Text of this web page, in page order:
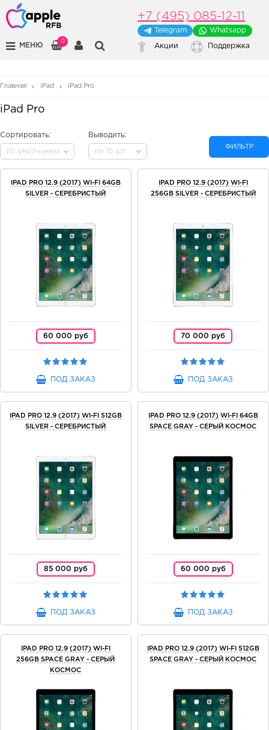
МЕНЮ
0
+7 (495) 085-12-11
Telegram Whatsapp
Акции Поддержка
Главная iPad iPad Pro
iPad Pro
Сортировать:
по умолчанию
Выводить:
по 15 шт
ФИЛЬТР
IPAD PRO 12.9 (2017) WI-FI 64GB
SILVER - СЕРЕБРИСТЫЙ
60 000 руб
ПОД ЗАКАЗ
IPAD PRO 12.9 (2017) WI-FI
256GB SILVER - СЕРЕБРИСТЫЙ
70 000 руб
ПОД ЗАКАЗ
IPAD PRO 12.9 (2017) WI-FI 512GB
SILVER - СЕРЕБРИСТЫЙ
85 000 руб
ПОД ЗАКАЗ
IPAD PRO 12.9 (2017) WI-FI 64GB
SPACE GRAY - СЕРЫЙ КОСМОС
60 000 руб
ПОД ЗАКАЗ
IPAD PRO 12.9 (2017) WI-FI
256GB SPACE GRAY - СЕРЫЙ
КОСМОС
IPAD PRO 12.9 (2017) WI-FI 512GB
SPACE GRAY - СЕРЫЙ КОСМОС